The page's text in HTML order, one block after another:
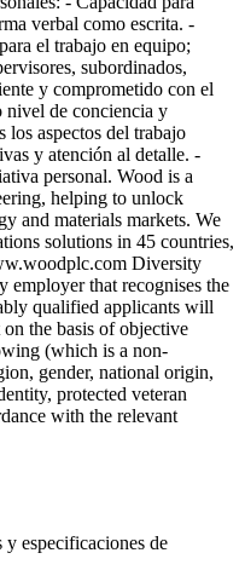
verbal como escrita. -
el trabajo en equipo;
subordinados,
y comprometido con el
de conciencia y
los aspectos del trabajo
y atención al detalle. -
personal. Wood is a
helping to unlock
and materials markets. We
solutions in 45 countries,
Diversity
employer that recognises the
qualified applicants will
the basis of objective
(which is a non-
gender, national origin,
protected veteran
with the relevant
y especificaciones de